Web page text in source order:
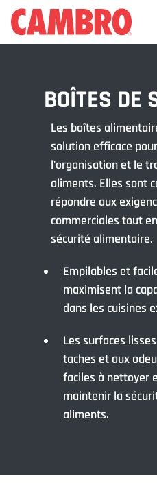
BOÎTES DE
Les boîtes
solution efficace
l'organisation et le
aliments. Elles sont
répondre aux
commerciales tout
sécurité alimentaire.
Empilables et
maximisent la
dans les cuisines
Les surfaces
taches et aux
faciles à nettoyer
maintenir la
aliments.